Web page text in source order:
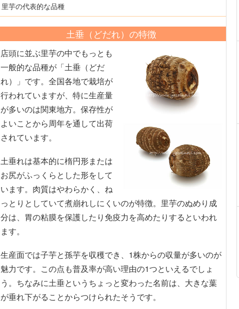
里芋の代表的な品種
土垂（どだれ）の特徴
店頭に並ぶ里芋の中でもっとも
一般的な品種が「土垂（どだ
れ）」です。全国各地で栽培が
行われていますが、特に生産量
が多いのは関東地方。保存性が
よいことから周年を通して出荷
されています。
土垂れは基本的に楕円形または
お尻がふっくらとした形をして
います。肉質はやわらかく、ね
っとりとしていて煮崩れしにくいのが特徴。里芋のぬめり成
分は、胃の粘膜を保護したり免疫力を高めたりするといわれ
ます。
生産面では子芋と孫芋を収穫でき、1株からの収量が多いのが
魅力です。この点も普及率が高い理由の1つといえるでしょ
う。ちなみに土垂というちょっと変わった名前は、大きな葉
が垂れ下がることからつけられたそうです。